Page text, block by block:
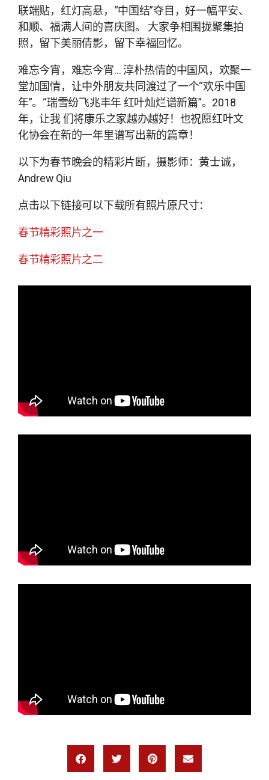
联端贴，红灯高悬，“中国结”夺目，好一幅平安、
和顺、福满人间的喜庆图。 大家争相围拢聚集拍
照，留下美丽倩影，留下幸福回忆。
难忘今宵，难忘今宵… 淳朴热情的中国风，欢聚一
堂加国情，让中外朋友共同渡过了一个“欢乐中国
年”。“瑞雪纷飞兆丰年 红叶灿烂谱新篇”。2018
年，让我 们将康乐之家越办越好！也祝愿红叶文
化协会在新的一年里谱写出新的篇章！
以下为春节晚会的精彩片断，摄影师：黄士诚，
Andrew Qiu
点击以下链接可以下载所有照片原尺寸：
春节精彩照片之一
春节精彩照片之二